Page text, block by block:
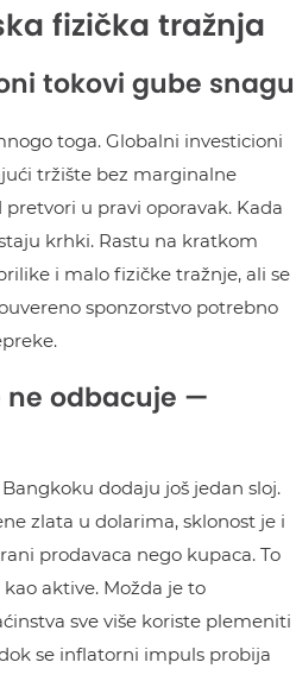
fizička tražnja
tokovi gube snagu
toga. Globalni investicioni
tržište bez marginalne
u pravi oporavak. Kada
krhki. Rastu na kratkom
i malo fizičke tražnje, ali se
sponzorstvo potrebno
ne odbacuje —
dodaju još jedan sloj.
zlata u dolarima, sklonost je i
prodavaca nego kupaca. To
aktive. Možda je to
sve više koriste plemeniti
se inflatorni impuls probija